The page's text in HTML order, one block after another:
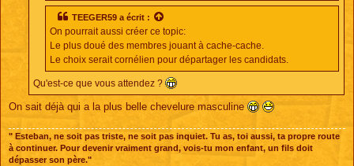
TEEGER59 a écrit :
On pourrait aussi créer ce topic:
Le plus doué des membres jouant à cache-cache.
Le choix serait cornélien pour départager les candidats.
Qu'est-ce que vous attendez ?
On sait déjà qui a la plus belle chevelure masculine
" Esteban, ne soit pas triste, ne soit pas inquiet. Tu as, toi aussi, ta propre route
à continuer. Pour devenir vraiment grand, vois-tu mon enfant, un fils doit
dépasser son père."